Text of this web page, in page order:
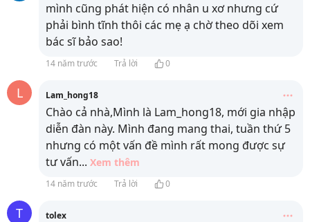
mình cũng phát hiện có nhân u xơ nhưng cứ
phải bình tĩnh thôi các mẹ ạ chờ theo dõi xem
bác sĩ bảo sao!
14 năm trước Trả lời 0
L Lam_hong18
Chào cả nhà,Mình là Lam_hong18, mới gia nhập
diễn đàn này. Mình đang mang thai, tuần thứ 5
nhưng có một vấn đề mình rất mong được sự
tư vấn... Xem thêm
14 năm trước Trả lời 0
T tolex